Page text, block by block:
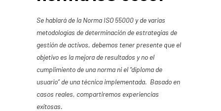
Se hablará de la Norma ISO 55000 y de varias
metodologías de determinación de estrategias de
gestión de activos, debemos tener presente que el
objetivo es la mejora de resultados y no el
cumplimiento de una norma ni el “diploma de
usuario” de una técnica implementada. Basado en
casos reales, compartiremos experiencias
exitosas.